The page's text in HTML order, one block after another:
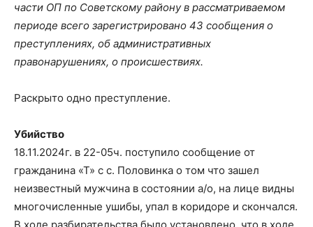
части ОП по Советскому району в рассматриваемом
периоде всего зарегистрировано 43 сообщения о
преступлениях, об административных
правонарушениях, о происшествиях.
Раскрыто одно преступление.
Убийство
18.11.2024г. в 22-05ч. поступило сообщение от
гражданина «Т» с с. Половинка о том что зашел
неизвестный мужчина в состоянии а/о, на лице видны
многочисленные ушибы, упал в коридоре и скончался.